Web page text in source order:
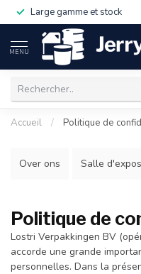
Large gamme et stock
MENU
Accueil / Politique de
Over ons Salle
Politique de
Lostri Verpakkingen BV
accorde une grande
personnelles. Dans la